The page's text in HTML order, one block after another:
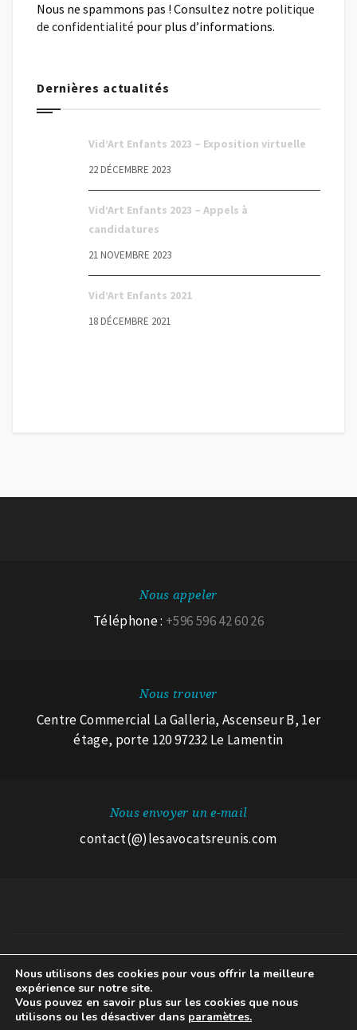
Nous ne spammons pas ! Consultez notre politique
de confidentialité pour plus d’informations.
Dernières actualités
Vid’Art Enfants 2023 – Exposition virtuelle
22 DÉCEMBRE 2023
Vid’Art Enfants 2023 – Appels à
candidatures
21 NOVEMBRE 2023
Vid’Art Enfants 2021
18 DÉCEMBRE 2021
Nous appeler
Téléphone : +596 596 42 60 26
Nous trouver
Centre Commercial La Galleria, Ascenseur B, 1er
étage, porte 120 97232 Le Lamentin
Nous envoyer un e-mail
contact(@)lesavocatsreunis.com
© 2026 Les Avocats Réunis.
Mentions légales
A propos des cookies Avertissement RGPD
Nous utilisons des cookies pour vous offrir la meilleure
expérience sur notre site.
Vous pouvez en savoir plus sur les cookies que nous
utilisons ou les désactiver dans paramètres.